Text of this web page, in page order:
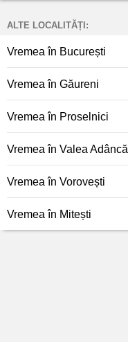
ALTE LOCALITĂȚI:
Vremea în București
Vremea în Găureni
Vremea în Proselnici
Vremea în Valea Adâncă
Vremea în Vorovești
Vremea în Mitești